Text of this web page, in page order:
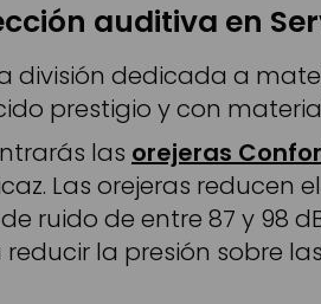
auditiva en
división dedicada a
prestigio y con
las orejeras
Las orejeras reducen
ruido de entre 87 y 98
la presión sobre